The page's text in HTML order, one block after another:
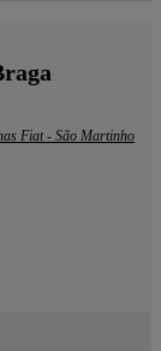
Fiat - São Martinho